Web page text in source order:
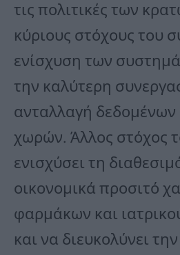
τις πολιτικές των
κύριους στόχους του
ενίσχυση των
την καλύτερη
ανταλλαγή δεδομένων
χωρών. Άλλος στόχος
ενισχύσει τη
οικονομικά προσιτό
φαρμάκων και
και να διευκολύνει